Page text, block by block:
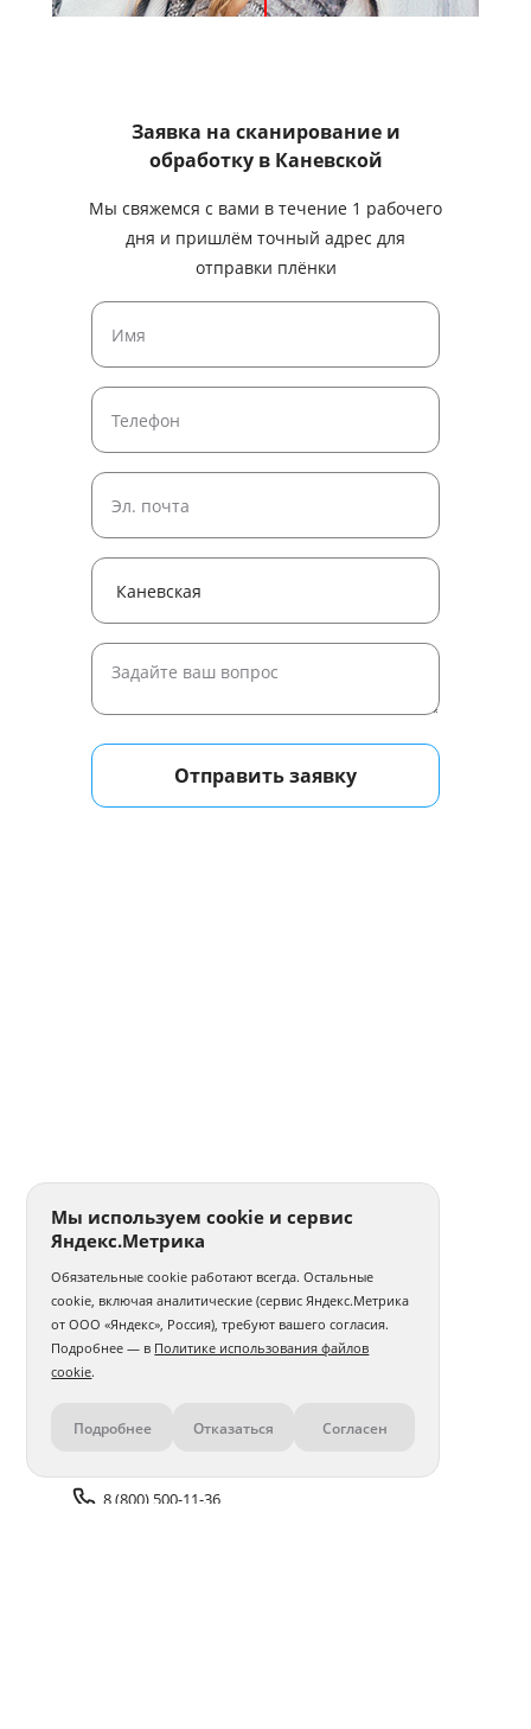
Заявка на сканирование и
обработкув Каневской
Мы свяжемся с вами в течение 1 рабочего
дня и пришлём точный адрес для
отправки плёнки
Отправить заявку
Контакты
8 (800) 500-11-36
Мы используем cookie и сервис
Яндекс.Метрика
Обязательные cookie работают всегда. Остальные
cookie, включая аналитические (сервис Яндекс.Метрика
от ООО «Яндекс», Россия), требуют вашего согласия.
Подробнее — в Политике использования файлов
cookie.
Подробнее Отказаться Согласен